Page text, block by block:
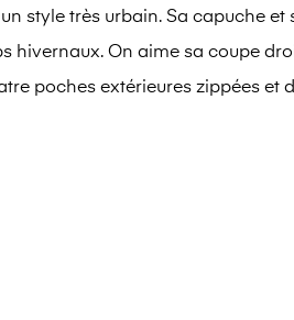
style très urbain. Sa capuche et
hivernaux. On aime sa coupe
poches extérieures zippées et